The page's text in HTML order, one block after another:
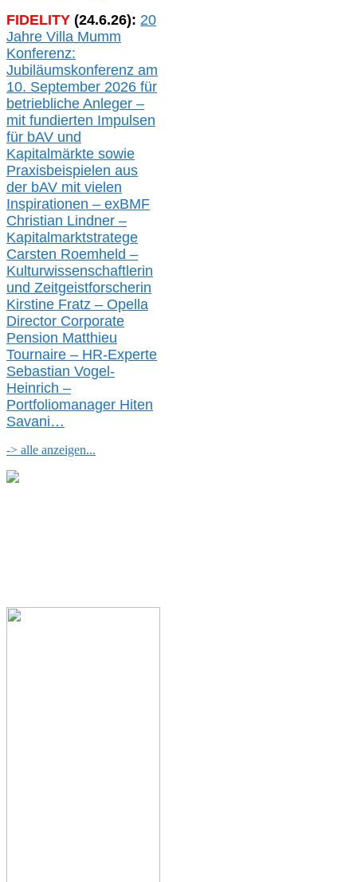
FIDELITY (24.6.26): 20
Jahre Villa Mumm
Konferenz:
Jubiläumskonferenz am
10. September 2026 für
betriebliche Anleger –
mit fundierten Impulsen
für bAV und
Kapitalmärkte sowie
Praxisbeispielen aus
der bAV mit vielen
Inspirationen – exBMF
Christian Lindner –
Kapitalmarktstratege
Carsten Roemheld –
Kulturwissenschaftlerin
und Zeitgeistforscherin
Kirstine Fratz – Opella
Director Corporate
Pension Matthieu
Tournaire – HR-Experte
Sebastian Vogel-
Heinrich –
Portfoliomanager Hiten
Savani…
-> alle anzeigen...